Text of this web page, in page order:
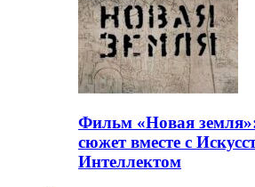
Фильм «Новая
сюжет вместе с
Интеллектом